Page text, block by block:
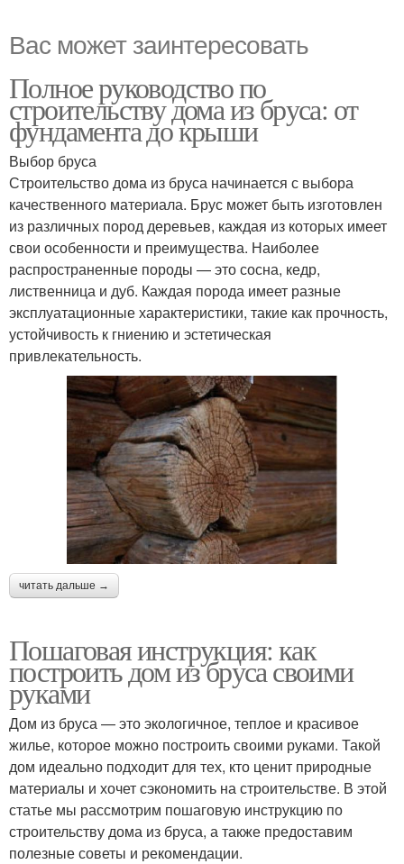
Вас может заинтересовать
Полное руководство по
строительству дома из бруса: от
фундамента до крыши
Выбор бруса
Строительство дома из бруса начинается с выбора
качественного материала. Брус может быть изготовлен
из различных пород деревьев, каждая из которых имеет
свои особенности и преимущества. Наиболее
распространенные породы — это сосна, кедр,
лиственница и дуб. Каждая порода имеет разные
эксплуатационные характеристики, такие как прочность,
устойчивость к гниению и эстетическая
привлекательность.
читать дальше →
Пошаговая инструкция: как
построить дом из бруса своими
руками
Дом из бруса — это экологичное, теплое и красивое
жилье, которое можно построить своими руками. Такой
дом идеально подходит для тех, кто ценит природные
материалы и хочет сэкономить на строительстве. В этой
статье мы рассмотрим пошаговую инструкцию по
строительству дома из бруса, а также предоставим
полезные советы и рекомендации.